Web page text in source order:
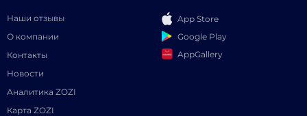
Наши отзывы
О компании
Контакты
Новости
Аналитика ZOZI
Карта ZOZI
App Store
Google Play
AppGallery